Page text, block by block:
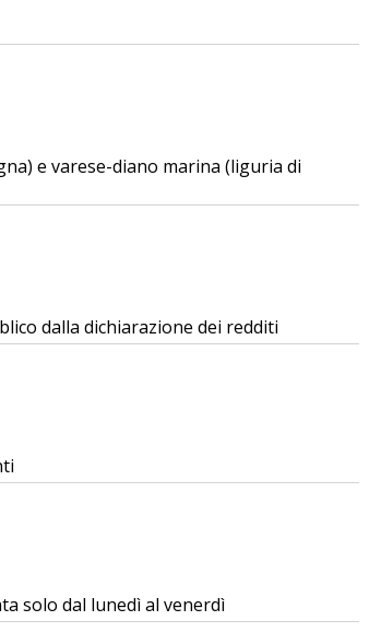
e varese-diano marina (liguria di
dalla dichiarazione dei redditi
solo dal lunedì al venerdì